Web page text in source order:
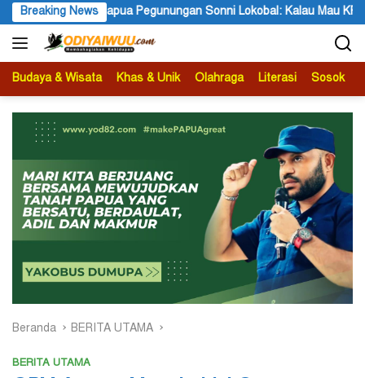
Langsung
ke
konten
Breaking News
Kalau Mau KPK Audit Dana Otsus Seluruh Tanah Papua
Budaya & Wisata Khas & Unik Olahraga Literasi Sosok
Beranda BERITA UTAMA
BERITA UTAMA